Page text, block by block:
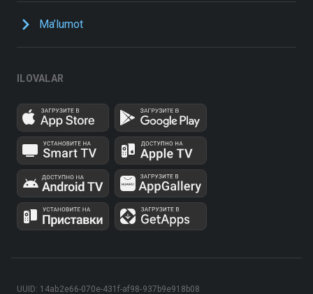
Ma’lumot
ILOVALAR
UUID: 14ab2e66-070e-431f-af98-937b9e918b08